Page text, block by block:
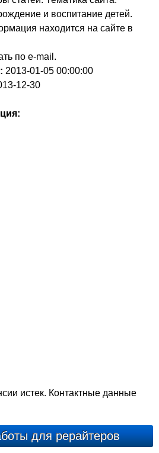
и воспитание детей.
находится на сайте в
по e-mail.
2013-01-05 00:00:00
12-30
истек. Контактные данные
для рерайтеров